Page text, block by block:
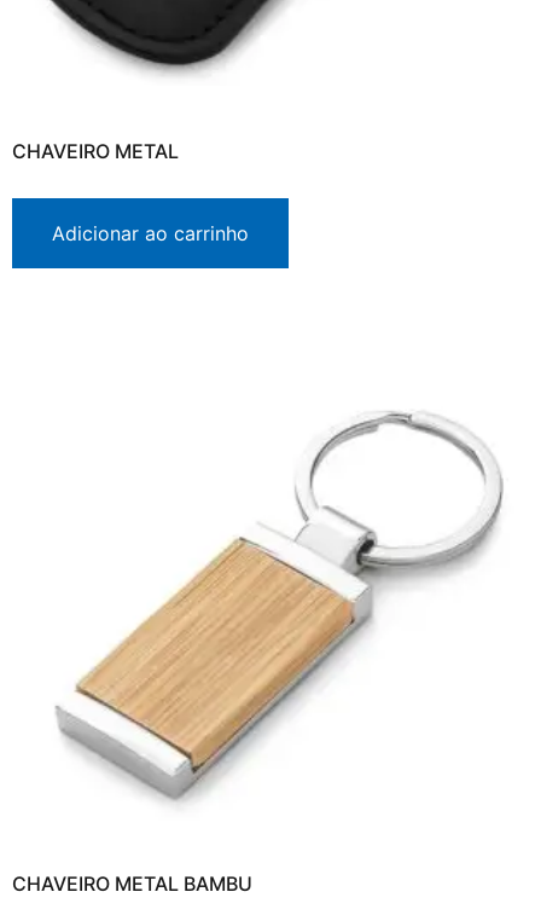
CHAVEIRO METAL
Adicionar ao carrinho
CHAVEIRO METAL BAMBU